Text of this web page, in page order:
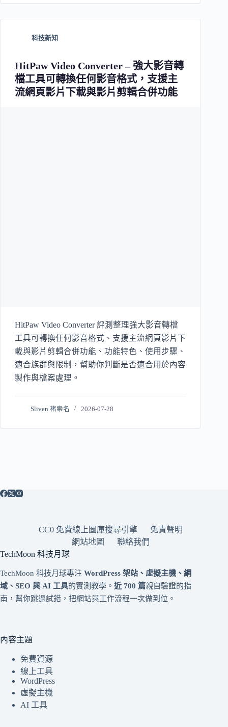
科技新知
HitPaw Video Converter – 強大影音轉
檔工具可轉換任何影音格式，支援主
流網頁影片下載與影片剪輯合併功能
HitPaw Video Converter 評測整理強大影音轉檔
工具可轉換任何影音格式、支援主流網頁影片下
載與影片剪輯合併功能、功能特色、使用步驟、
適合族群與限制，幫助你判斷是否適合用於內容
製作與檔案處理。
Sliven 褚崇名 2026-07-28
CC0 免費線上圖庫搜尋引擎
免責聲明
網站地圖
聯絡我們
TechMoon 科技月球
TechMoon 科技月球專注 WordPress 架站、虛擬主機、網
域、SEO 與 AI 工具的實測教學。 近 700 篇親自驗證的指
南，幫你跳過試錯，把網站與工作流程一次做到位。
內容主題
免費資源
線上工具
WordPress
虛擬主機
AI 工具